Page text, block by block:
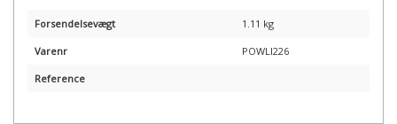
Forsendelsevægt 1.11 kg
Varenr POWLI226
Reference